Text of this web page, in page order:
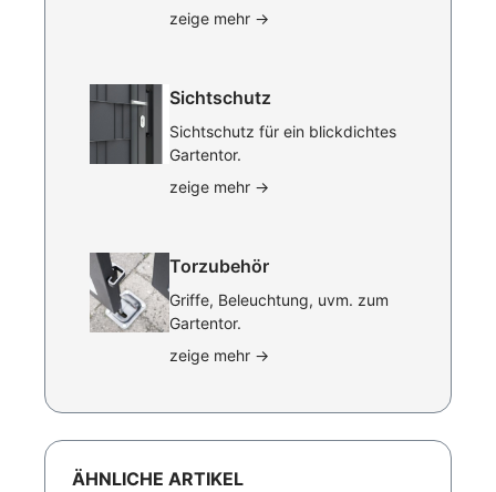
zeige mehr →
Sichtschutz
Sichtschutz für ein blickdichtes
Gartentor.
zeige mehr →
Torzubehör
Griffe, Beleuchtung, uvm. zum
Gartentor.
zeige mehr →
ÄHNLICHE ARTIKEL